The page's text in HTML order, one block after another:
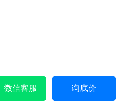
微信客服 询底价